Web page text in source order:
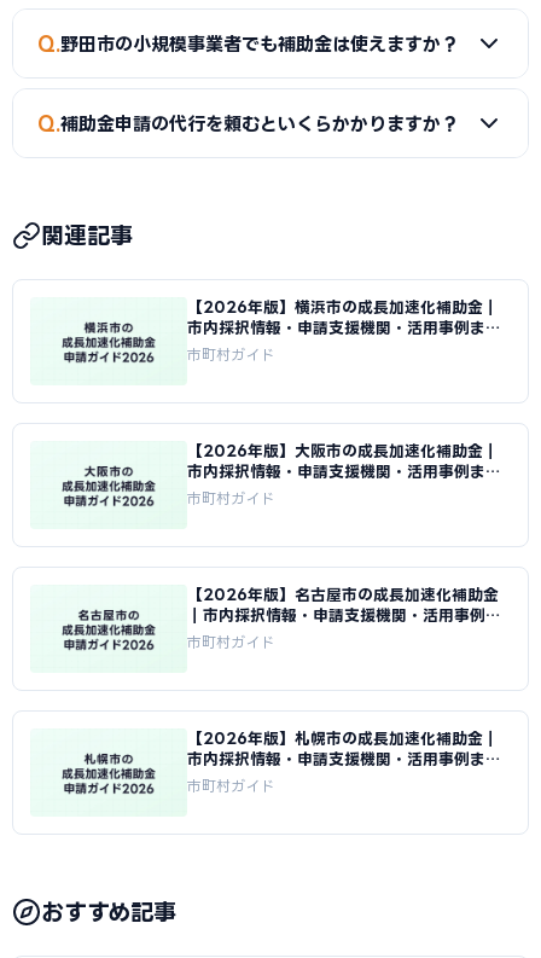
が対象です。事業再構築補助金の後継制度として、中小企業の
新たな挑戦を幅広く支援しています。
A
補助金によって異なります。市独自の補助金は予算がなく
ます。
Q 野田市の小規模事業者でも補助金は使えますか？
A
はい。小規模事業者持続化補助金（上限50〜250万円）
Q 補助金申請の代行を頼むといくらかかりますか？
す。当サイトでは野田市に対応した専門家を無料でご紹介して
います。
関連記事
【2026年版】横浜市の成長加速化補助金｜
市内採択情報・申請支援機関・活用事例まと
め｜成長加速化補助金ナビ
市町村ガイド
【2026年版】大阪市の成長加速化補助金｜
市内採択情報・申請支援機関・活用事例まと
め｜成長加速化補助金ナビ
市町村ガイド
【2026年版】名古屋市の成長加速化補助金
｜市内採択情報・申請支援機関・活用事例ま
とめ｜成長加速化補助金ナビ
市町村ガイド
【2026年版】札幌市の成長加速化補助金｜
市内採択情報・申請支援機関・活用事例まと
め｜成長加速化補助金ナビ
市町村ガイド
おすすめ記事